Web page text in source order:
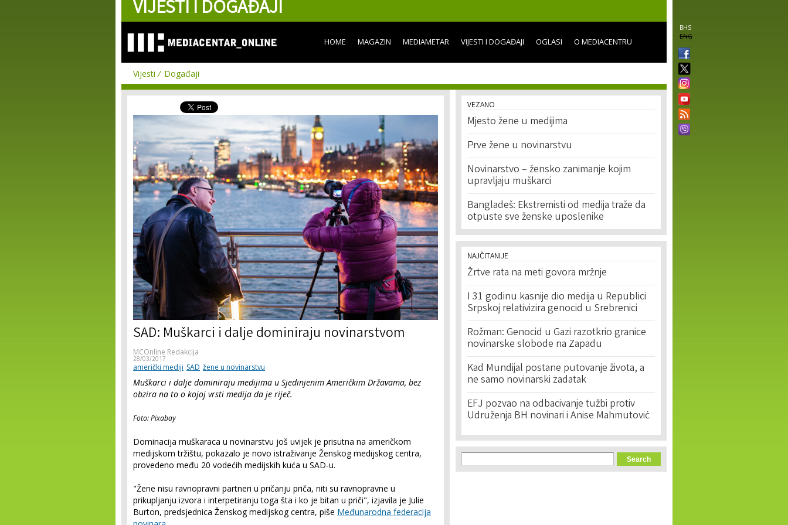
content
VIJESTI I DOGAĐAJI
BHS
ENG
HOME MAGAZIN MEDIAMETAR VIJESTI I DOGAĐAJI OGLASI O MEDIACENTRU
Vijesti Događaji
SAD: Muškarci i dalje dominiraju novinarstvom
MCOnline Redakcija
28/03/2017
američki mediji SAD žene u novinarstvu
Muškarci i dalje dominiraju medijima u Sjedinjenim Američkim Državama, bez
obzira na to o kojoj vrsti medija da je riječ.
Foto: Pixabay
Dominacija muškaraca u novinarstvu još uvijek je prisutna na američkom
medijskom tržištu, pokazalo je novo istraživanje Ženskog medijskog centra,
provedeno među 20 vodećih medijskih kuća u SAD-u.
"Žene nisu ravnopravni partneri u pričanju priča, niti su ravnopravne u
prikupljanju izvora i interpetiranju toga šta i ko je bitan u priči", izjavila je Julie
Burton, predsjednica Ženskog medijskog centra, piše Međunarodna federacija
VEZANO
Mjesto žene u medijima
Prve žene u novinarstvu
Novinarstvo – žensko zanimanje kojim
upravljaju muškarci
Bangladeš: Ekstremisti od medija traže da
otpuste sve ženske uposlenike
NAJČITANIJE
Žrtve rata na meti govora mržnje
I 31 godinu kasnije dio medija u Republici
Srpskoj relativizira genocid u Srebrenici
Rožman: Genocid u Gazi razotkrio granice
novinarske slobode na Zapadu
Kad Mundijal postane putovanje života, a
ne samo novinarski zadatak
EFJ pozvao na odbacivanje tužbi protiv
Udruženja BH novinari i Anise Mahmutović
Search form
Search